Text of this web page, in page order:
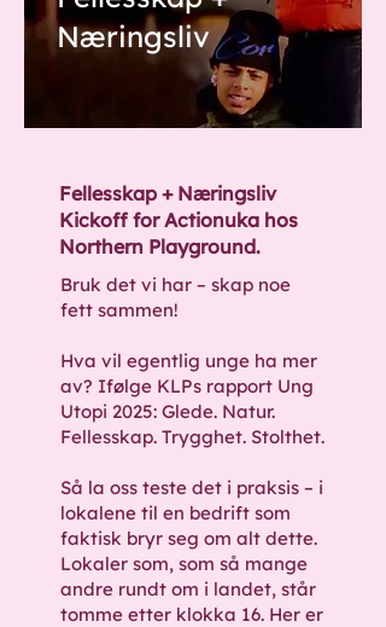
Næringsliv
Fellesskap + Næringsliv
Kickoff for Actionuka hos
Northern Playground.
Bruk det vi har – skap noe
fett sammen!
Hva vil egentlig unge ha mer
av? Ifølge KLPs rapport Ung
Utopi 2025: Glede. Natur.
Fellesskap. Trygghet. Stolthet.
Så la oss teste det i praksis – i
lokalene til en bedrift som
faktisk bryr seg om alt dette.
Lokaler som, som så mange
andre rundt om i landet, står
tomme etter klokka 16. Her er